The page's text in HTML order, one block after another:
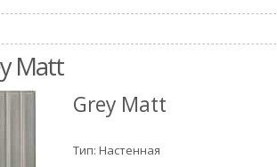
Matt
Grey Matt
Тип: Настенная